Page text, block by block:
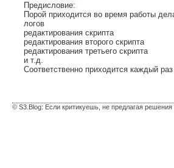
Предисловие:
Порой приходится во время работы
логов
редактирования скрипта
редактирования второго скрипта
редактирования третьего скрипта
и т.д.
Соответственно приходится каждый
© S3.Blog: Если критикуешь, не предлагая